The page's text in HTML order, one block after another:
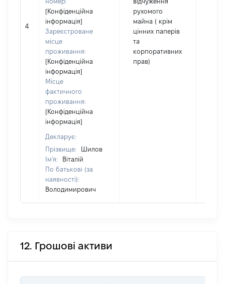
4
[Конфіденційна
інформація]
Зареєстроване
місце
проживання:
[Конфіденційна
інформація]
Місце
фактичного
проживання:
[Конфіденційна
інформація]
Декларує:
Прізвище:
Шилов
Ім'я:
Віталій
По батькові (за
наявності):
Володимирович
рухомого
майна ( крім
цінних паперів
та
корпоративних
прав)
12. Грошові активи